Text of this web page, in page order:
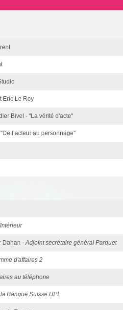
Eric Le Roy
Bivel - "La vérité d'acte"
l’acteur au personnage"
Dahan - Adjoint secrétaire général Parquet
d'affaires 2
au téléphone
Banque Suisse UPL